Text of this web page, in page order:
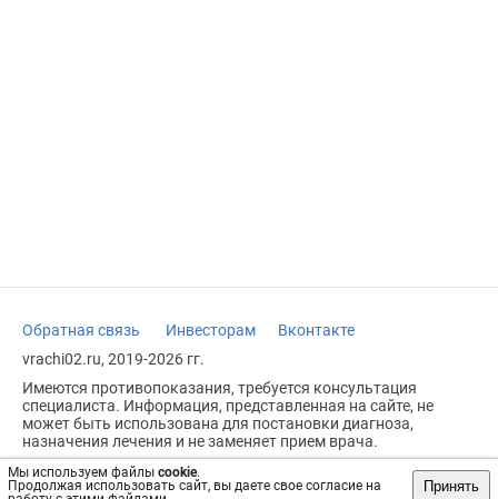
Мы используем файлы cookie.
Продолжая использовать сайт, вы даете свое согласие на
Принять
Обратная связь Инвесторам
Вконтакте
vrachi02.ru, 2019-2026 гг.
Имеются противопоказания, требуется консультация
специалиста. Информация, представленная на сайте, не
может быть использована для постановки диагноза,
назначения лечения и не заменяет прием врача.
Возрастное ограничение: 18+